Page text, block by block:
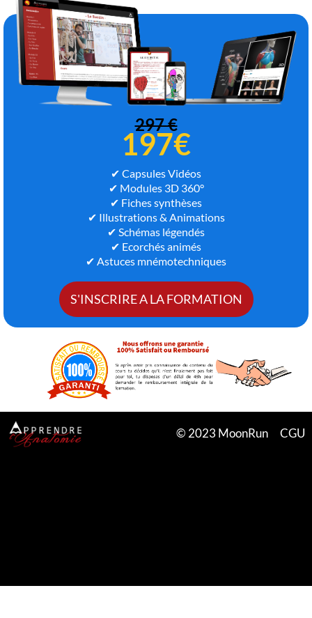
297 €
197€
✔ Capsules Vidéos
✔ Modules 3D 360°
✔ Fiches synthèses
✔ Illustrations & Animations
✔ Schémas légendés
✔ Ecorchés animés
✔ Astuces mnémotechniques
S'INSCRIRE A LA FORMATION
© 2023 MoonRun CGU